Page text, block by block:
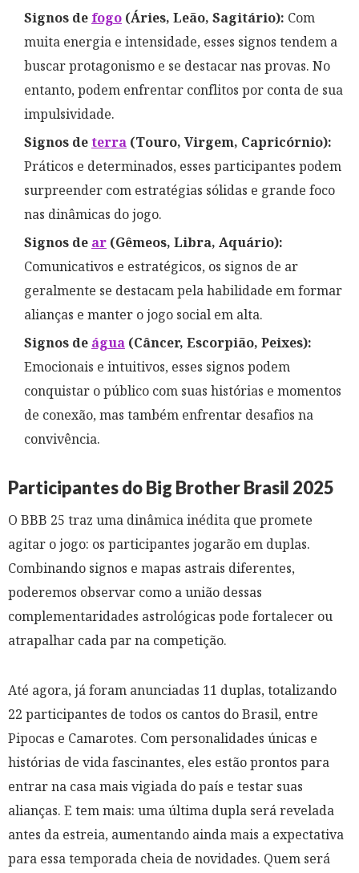
Signos de fogo (Áries, Leão, Sagitário): Com
muita energia e intensidade, esses signos tendem a
buscar protagonismo e se destacar nas provas. No
entanto, podem enfrentar conflitos por conta de sua
impulsividade.
Signos deterra (Touro, Virgem, Capricórnio):
Práticos e determinados, esses participantes podem
surpreender com estratégias sólidas e grande foco
nas dinâmicas do jogo.
Signos de ar (Gêmeos, Libra, Aquário):
Comunicativos e estratégicos, os signos de ar
geralmente se destacam pela habilidade em formar
alianças e manter o jogo social em alta.
Signos de água (Câncer, Escorpião, Peixes):
Emocionais e intuitivos, esses signos podem
conquistar o público com suas histórias e momentos
de conexão, mas também enfrentar desafios na
convivência.​
Participantes do Big Brother Brasil 2025
O BBB 25 traz uma dinâmica inédita que promete
agitar o jogo: os participantes jogarão em duplas.
Combinando signos e mapas astrais diferentes,
poderemos observar como a união dessas
complementaridades astrológicas pode fortalecer ou
atrapalhar cada par na competição.
Até agora, já foram anunciadas 11 duplas, totalizando
22 participantes de todos os cantos do Brasil, entre
Pipocas e Camarotes. Com personalidades únicas e
histórias de vida fascinantes, eles estão prontos para
entrar na casa mais vigiada do país e testar suas
alianças. E tem mais: uma última dupla será revelada
antes da estreia, aumentando ainda mais a expectativa
para essa temporada cheia de novidades. Quem será